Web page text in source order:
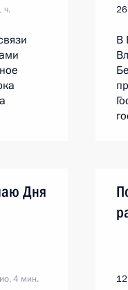
ч.
В
Дня
4 мин.